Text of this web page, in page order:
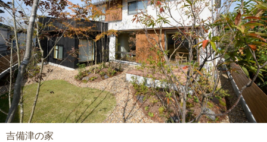
吉備津の家